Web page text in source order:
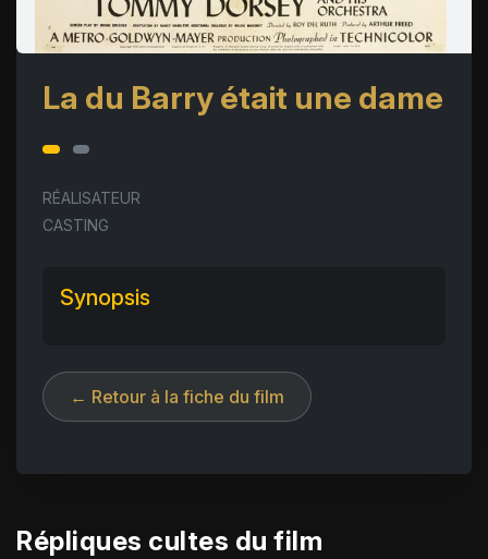
La du Barry était une dame
RÉALISATEUR
CASTING
Synopsis
← Retour à la fiche du film
Répliques cultes du film